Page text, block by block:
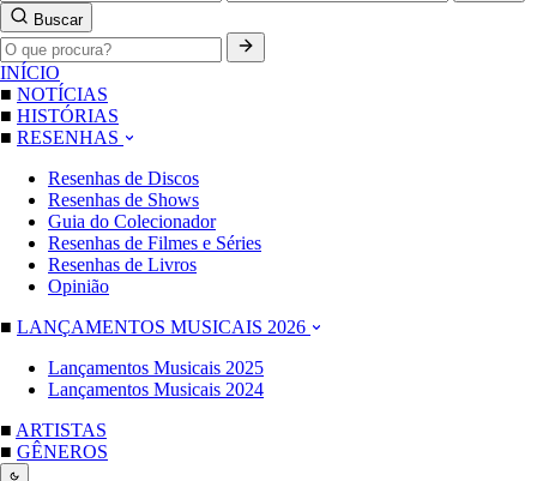
Buscar
INÍCIO
■ NOTÍCIAS
■ HISTÓRIAS
■ RESENHAS
Resenhas de Discos
Resenhas de Shows
Guia do Colecionador
Resenhas de Filmes e Séries
Resenhas de Livros
Opinião
■ LANÇAMENTOS MUSICAIS 2026
Lançamentos Musicais 2025
Lançamentos Musicais 2024
■ ARTISTAS
■ GÊNEROS